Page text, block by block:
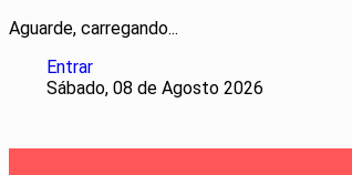
Aguarde, carregando...
Entrar
Sábado, 08 de Agosto 2026